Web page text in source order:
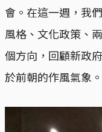
會。在這一週，我
風格、文化政策、
個方向，回顧新政
於前朝的作風氣象。